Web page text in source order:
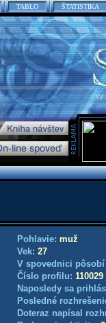
TABLO ŠTATISTIKA
Pohlavie: muž
Vek: 27
V spovednici
Číslo profilu: 110029
Naposledy sa
Posledné
Doteraz napísal